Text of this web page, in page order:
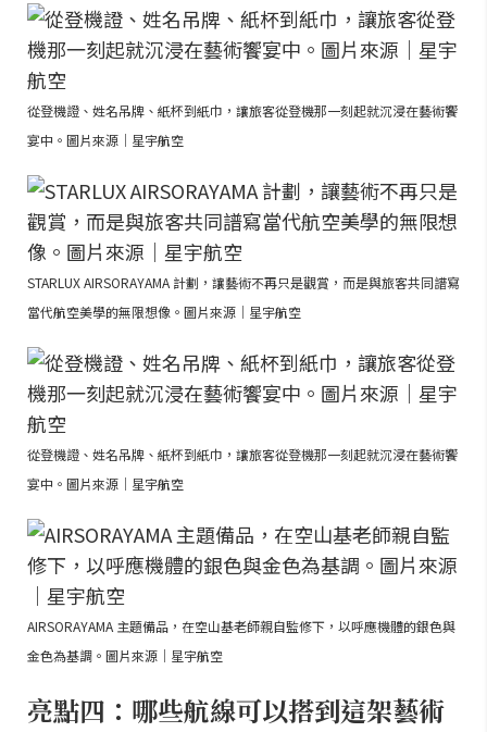
從登機證、姓名吊牌、紙杯到紙巾，讓旅客從登機那一刻起就沉浸在藝術饗
宴中。圖片來源｜星宇航空
STARLUX AIRSORAYAMA 計劃，讓藝術不再只是觀賞，而是與旅客共同譜寫
當代航空美學的無限想像。圖片來源｜星宇航空
從登機證、姓名吊牌、紙杯到紙巾，讓旅客從登機那一刻起就沉浸在藝術饗
宴中。圖片來源｜星宇航空
AIRSORAYAMA 主題備品，在空山基老師親自監修下，以呼應機體的銀色與
金色為基調。圖片來源｜星宇航空
亮點四：哪些航線可以搭到這架藝術